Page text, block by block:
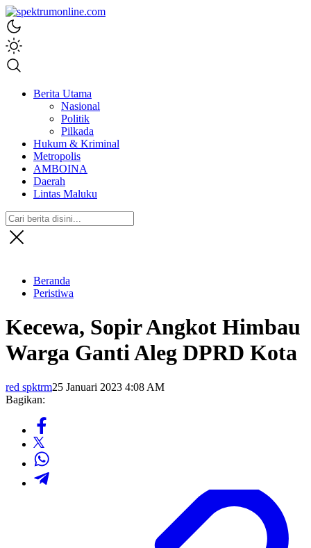
spektrumonline.com
Berita Utama
Nasional
Politik
Pilkada
Hukum & Kriminal
Metropolis
AMBOINA
Daerah
Lintas Maluku
Beranda
Peristiwa
Kecewa, Sopir Angkot Himbau
Warga Ganti Aleg DPRD Kota
red spktrm25 Januari 2023 4:08 AM
Bagikan: